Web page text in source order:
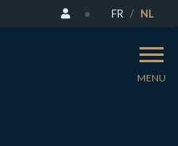
FR NL
MENU